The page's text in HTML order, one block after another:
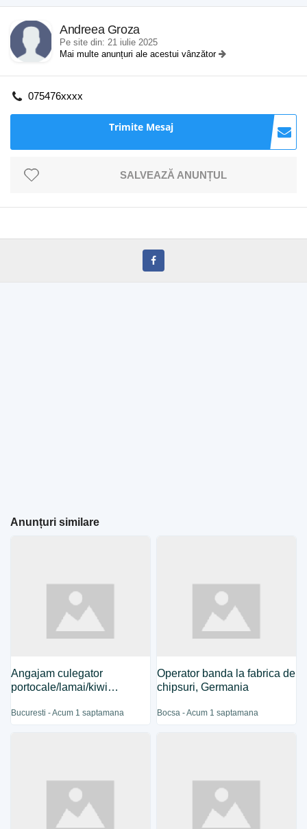
Andreea Groza
Pe site din: 21 iulie 2025
Mai multe anunțuri ale acestui vânzător
075476xxxx
Trimite Mesaj
SALVEAZĂ ANUNȚUL
Anunțuri similare
Angajam culegator
portocale/lamai/kiwi
Bucuresti - Acum 1 saptamana
Operator banda la fabrica de
chipsuri, Germania
Bocsa - Acum 1 saptamana